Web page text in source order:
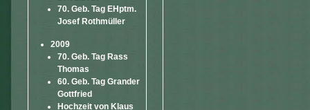
70. Geb. Tag EHptm.
Josef Rothmüller
2009
70. Geb. Tag Rass
Thomas
60. Geb. Tag Grander
Gottfried
Hochzeit von Klaus